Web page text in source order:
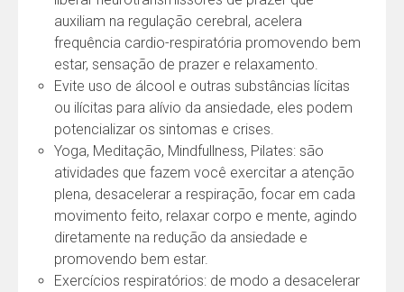
auxiliam na regulação cerebral, acelera
frequência cardio-respiratória promovendo bem
estar, sensação de prazer e relaxamento.
Evite uso de álcool e outras substâncias lícitas
ou ilícitas para alívio da ansiedade, eles podem
potencializar os sintomas e crises.
Yoga, Meditação, Mindfullness, Pilates: são
atividades que fazem você exercitar a atenção
plena, desacelerar a respiração, focar em cada
movimento feito, relaxar corpo e mente, agindo
diretamente na redução da ansiedade e
promovendo bem estar.
Exercícios respiratórios: de modo a desacelerar